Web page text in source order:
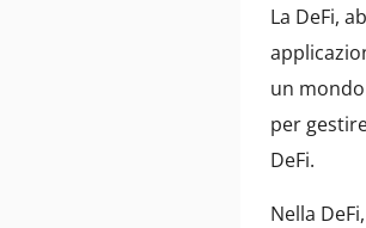
La DeFi,
un
per
DeFi.
Nella